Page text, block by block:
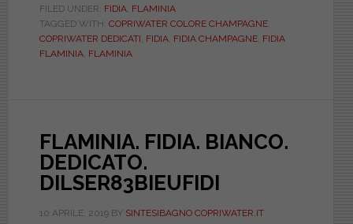
FILED UNDER: FIDIA, FLAMINIA
TAGGED WITH: COPRIWATER COLORE CHAMPAGNE,
COPRIWATER DEDICATI, FIDIA, FIDIA CHAMPAGNE, FIDIA
FLAMINIA, FLAMINIA
FLAMINIA. FIDIA. BIANCO.
DEDICATO.
DILSER83BIEUFIDI
10 APRILE, 2019BY SINTESIBAGNO COPRIWATER.IT